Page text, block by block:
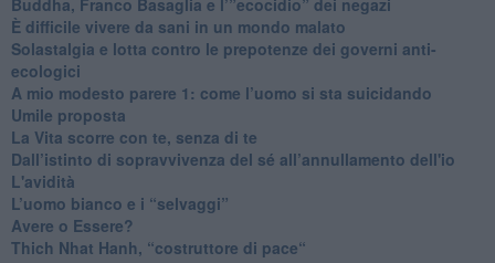
​È difficile vivere da sani in un mondo malato
Solastalgia e lotta contro le prepotenze dei governi anti-
ecologici
​A mio modesto parere 1: come l’uomo si sta suicidando
​Umile proposta
​La Vita scorre con te, senza di te
​Dall’istinto di sopravvivenza del sé all’annullamento dell'io
L'avidità
​L’uomo bianco e i “selvaggi”
​Avere o Essere?
​Thich Nhat Hanh, “costruttore di pace“